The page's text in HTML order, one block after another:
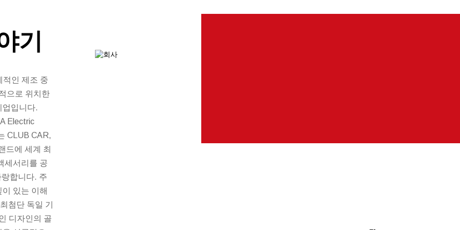
기
적인 제조 중
으로 위치한
업입니다.
Electric
CLUB CAR,
드에 세계 최
세서리를 공
합니다. 주
있는 이해
첨단 독일 기
디자인의 골